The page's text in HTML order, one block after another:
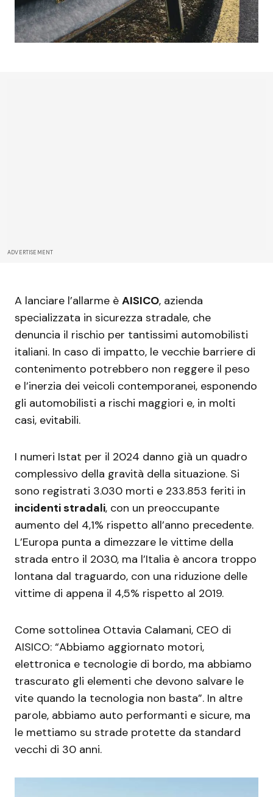
ADVERTISEMENT
A lanciare l’allarme è AISICO, azienda
specializzata in sicurezza stradale, che
denuncia il rischio per tantissimi automobilisti
italiani. In caso di impatto, le vecchie barriere di
contenimento potrebbero non reggere il peso
e l’inerzia dei veicoli contemporanei, esponendo
gli automobilisti a rischi maggiori e, in molti
casi, evitabili.
I numeri Istat per il 2024 danno già un quadro
complessivo della gravità della situazione. Si
sono registrati 3.030 morti e 233.853 feriti in
incidenti stradali, con un preoccupante
aumento del 4,1% rispetto all’anno precedente.
L’Europa punta a dimezzare le vittime della
strada entro il 2030, ma l’Italia è ancora troppo
lontana dal traguardo, con una riduzione delle
vittime di appena il 4,5% rispetto al 2019.
Come sottolinea Ottavia Calamani, CEO di
AISICO: “Abbiamo aggiornato motori,
elettronica e tecnologie di bordo, ma abbiamo
trascurato gli elementi che devono salvare le
vite quando la tecnologia non basta”. In altre
parole, abbiamo auto performanti e sicure, ma
le mettiamo su strade protette da standard
vecchi di 30 anni.